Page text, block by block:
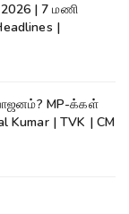
| 7 மணி
|
க்கள்
TVK | CM